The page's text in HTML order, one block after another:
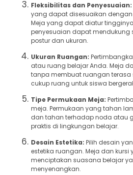
Fleksibilitas dan Penyesuaian:
yang dapat disesuaikan
Meja yang dapat diatur
penyesuaian dapat mendukung
postur dan ukuran.
Ukuran Ruangan:
atau ruang belajar Anda. Meja
tanpa membuat ruangan terasa
cukup ruang untuk siswa
Tipe Permukaan Meja:
meja. Permukaan yang tahan
dan tahan terhadap noda atau
praktis di lingkungan belajar.
Desain Estetika: Pilih desain
estetika ruangan. Meja dan
menciptakan suasana belajar
menyenangkan.